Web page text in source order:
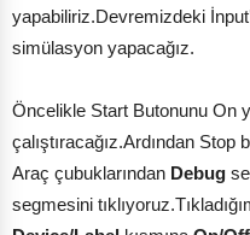
yapabiliriz.Devremizdeki
simülasyon yapacağız.
Öncelikle Start Butonunu On
çalıştıracağız.Ardından
Araç çubuklarından Debug
segmesini